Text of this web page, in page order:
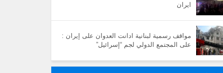
ايران
مواقف رسمية لبنانية ادانت العدوان على إيران :
على المجتمع الدولي لجم “إسرائيل”